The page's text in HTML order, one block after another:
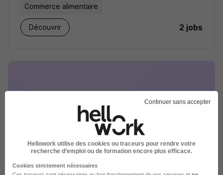
Commerce alimentaire
Découvrir 2 jobs
LDC Groupe recrutement
Continuer sans accepter
Hellowork utilise des cookies ou traceurs pour rendre votre
recherche d’emploi ou de formation encore plus efficace.
Cookies strictement nécessaires